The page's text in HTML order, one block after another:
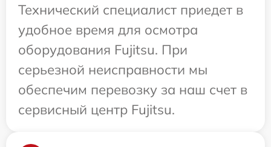
Технический специалист приедет в
удобное время для осмотра
оборудования Fujitsu. При
серьезной неисправности мы
обеспечим перевозку за наш счет в
сервисный центр Fujitsu.